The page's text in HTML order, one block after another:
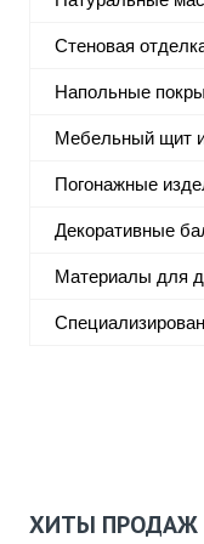
Стеновая
Напольные
Мебельный щит
Погонажные
Декоративные
Материалы для
ХИТЫ ПРОДАЖ